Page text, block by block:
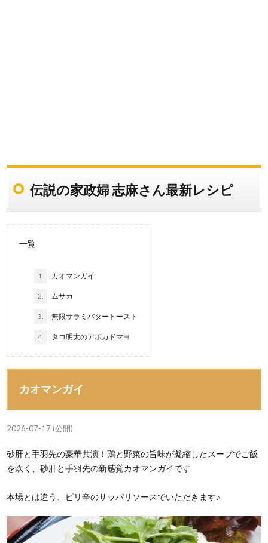
伝説の家政婦 志麻さん最新レシピ
一覧
1. カオマンガイ
2. ムサカ
3. 無限サラミバタートースト
4. タコ明太のアボカドマヨ
カオマンガイ
2026-07-17 (公開)
砂肝と手羽先の豪華共演！鶏と野菜の旨味が凝縮したスープでご飯
を炊く、砂肝と手羽先の新感覚カオマンガイです
本場とは違う、ピリ辛のサッパリソースでいただきます♪